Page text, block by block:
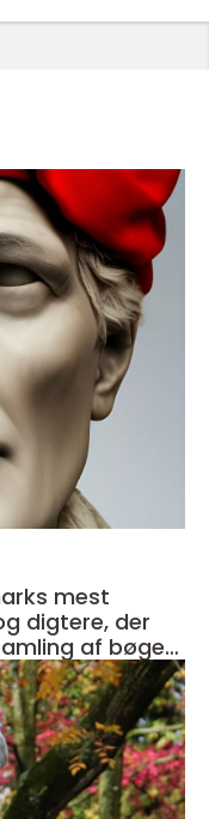
mest
digtere, der
af bøger i